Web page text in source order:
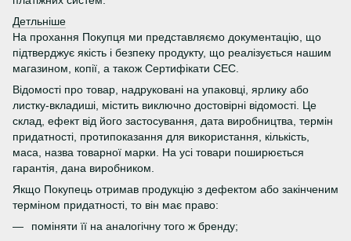
Детльніше
На прохання Покупця ми представляємо документацію, що
підтверджує якість і безпеку продукту, що реалізується нашим
магазином, копії, а також Сертифікати СЕС.
Відомості про товар, надруковані на упаковці, ярлику або
листку-вкладиші, містить виключно достовірні відомості. Це
склад, ефект від його застосування, дата виробництва, термін
придатності, протипоказання для використання, кількість,
маса, назва товарної марки. На усі товари поширюється
гарантія, дана виробником.
Якщо Покупець отримав продукцію з дефектом або закінченим
терміном придатності, то він має право:
поміняти її на аналогічну того ж бренду;